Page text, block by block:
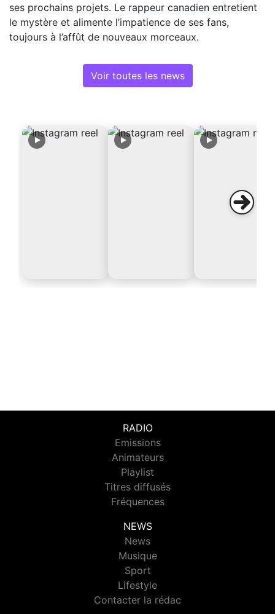
ses prochains projets. Le rappeur canadien entretient
le mystère et alimente l’impatience de ses fans,
toujours à l’affût de nouveaux morceaux.
Voir toutes les news
RADIO
Emissions
Animateurs
Playlist
Titres diffusés
Fréquences
NEWS
News
Musique
Sport
Lifestyle
Contacter la rédac